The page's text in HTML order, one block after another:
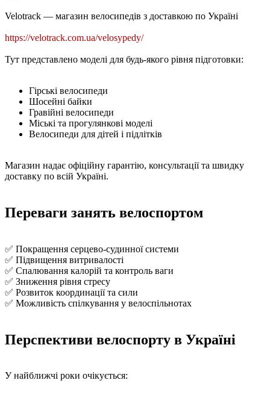
Velotrack — магазин велосипедів з доставкою по Україні
https://velotrack.com.ua/velosypedy/
Тут представлено моделі для будь-якого рівня підготовки:
Гірські велосипеди
Шосейні байки
Гравійні велосипеди
Міські та прогулянкові моделі
Велосипеди для дітей і підлітків
Магазин надає офіційну гарантію, консультації та швидку
доставку по всій Україні.
Переваги занять велоспортом
✅ Покращення серцево-судинної системи
✅ Підвищення витривалості
✅ Спалювання калорій та контроль ваги
✅ Зниження рівня стресу
✅ Розвиток координації та сили
✅ Можливість спілкування у велоспільнотах
Перспективи велоспорту в Україні
У найближчі роки очікується: